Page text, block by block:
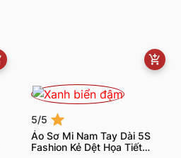
5/5
Áo Sơ Mi Nam Tay Dài 5S
Fashion Kẻ Dệt Họa Tiết